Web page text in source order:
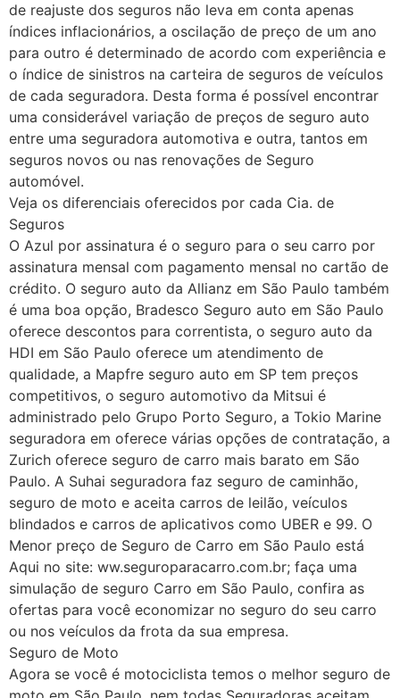
de reajuste dos seguros não leva em conta apenas
índices inflacionários, a oscilação de preço de um ano
para outro é determinado de acordo com experiência e
o índice de sinistros na carteira de seguros de veículos
de cada seguradora. Desta forma é possível encontrar
uma considerável variação de preços de seguro auto
entre uma seguradora automotiva e outra, tantos em
seguros novos ou nas renovações de Seguro
automóvel.
Veja os diferenciais oferecidos por cada Cia. de
Seguros
O Azul por assinatura é o seguro para o seu carro por
assinatura mensal com pagamento mensal no cartão de
crédito. O seguro auto da Allianz em São Paulo também
é uma boa opção, Bradesco Seguro auto em São Paulo
oferece descontos para correntista, o seguro auto da
HDI em São Paulo oferece um atendimento de
qualidade, a Mapfre seguro auto em SP tem preços
competitivos, o seguro automotivo da Mitsui é
administrado pelo Grupo Porto Seguro, a Tokio Marine
seguradora em oferece várias opções de contratação, a
Zurich oferece seguro de carro mais barato em São
Paulo. A Suhai seguradora faz seguro de caminhão,
seguro de moto e aceita carros de leilão, veículos
blindados e carros de aplicativos como UBER e 99. O
Menor preço de Seguro de Carro em São Paulo está
Aqui no site: ww.seguroparacarro.com.br; faça uma
simulação de seguro Carro em São Paulo, confira as
ofertas para você economizar no seguro do seu carro
ou nos veículos da frota da sua empresa.
Seguro de Moto
Agora se você é motociclista temos o melhor seguro de